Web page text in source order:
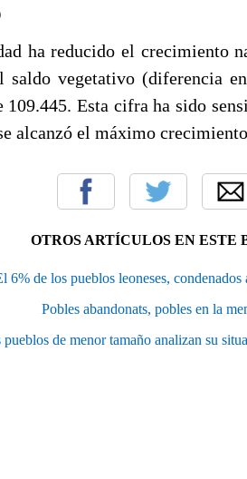
ha reducido el crecimiento
saldo vegetativo (diferencia
109.445. Esta cifra ha sido
alcanzó el máximo
OTROS ARTÍCULOS EN ESTE
6% de los pueblos leoneses, condenados
Pobles abandonats, pobles en la
pueblos de menor tamaño analizan su